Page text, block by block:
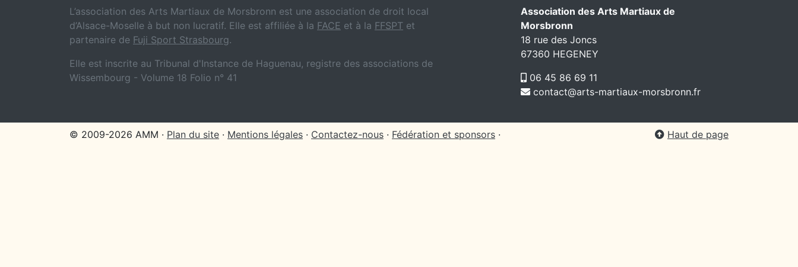
L’association des Arts Martiaux de Morsbronn est une association de droit local
d’Alsace-Moselle à but non lucratif. Elle est affiliée à la FACE et à la FFSPT et
partenaire de Fuji Sport Strasbourg.
Elle est inscrite au Tribunal d'Instance de Haguenau, registre des associations de
Wissembourg - Volume 18 Folio n° 41
Association des Arts Martiaux de
Morsbronn
18 rue des Joncs
67360 HEGENEY
06 45 86 69 11
contact@arts-martiaux-morsbronn.fr
© 2009-2026 AMM · Plan du site · Mentions légales · Contactez-nous · Fédération et sponsors · Haut de page